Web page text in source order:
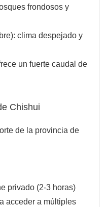
frondosos y
clima despejado y
un fuerte caudal de
Chishui
de la provincia de
privado (2-3 horas)
acceder a múltiples